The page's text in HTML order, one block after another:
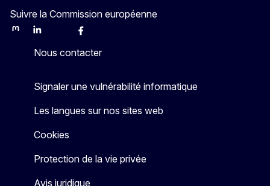
Suivre la Commission européenne
MastodonLinkedInBlueskyFacebook
Nous contacter
Signaler une vulnérabilité informatique
Les langues sur nos sites web
Cookies
Protection de la vie privée
Avis juridique